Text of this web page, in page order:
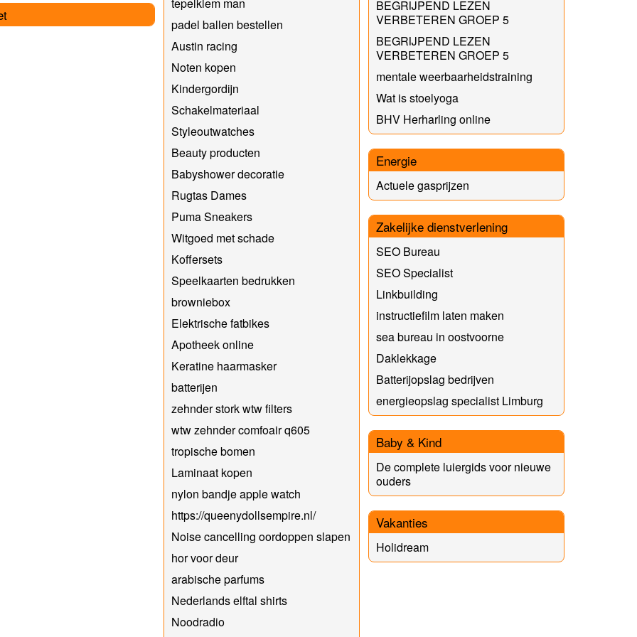
padel ballen bestellen
Austin racing
Noten kopen
Kindergordijn
Schakelmateriaal
Styleoutwatches
Beauty producten
Babyshower decoratie
Rugtas Dames
Puma Sneakers
Witgoed met schade
Koffersets
Speelkaarten bedrukken
browniebox
Elektrische fatbikes
Apotheek online
Keratine haarmasker
batterijen
zehnder stork wtw filters
wtw zehnder comfoair q605
tropische bomen
Laminaat kopen
nylon bandje apple watch
https://queenydollsempire.nl/
Noise cancelling oordoppen slapen
hor voor deur
arabische parfums
Nederlands elftal shirts
Noodradio
BEGRIJPEND LEZEN
VERBETEREN GROEP 5
BEGRIJPEND LEZEN
VERBETEREN GROEP 5
mentale weerbaarheidstraining
Wat is stoelyoga
BHV Herharling online
Energie
Actuele gasprijzen
Zakelijke dienstverlening
SEO Bureau
SEO Specialist
Linkbuilding
instructiefilm laten maken
sea bureau in oostvoorne
Daklekkage
Batterijopslag bedrijven
energieopslag specialist Limburg
Baby & Kind
De complete luiergids voor nieuwe
ouders
Vakanties
Holidream